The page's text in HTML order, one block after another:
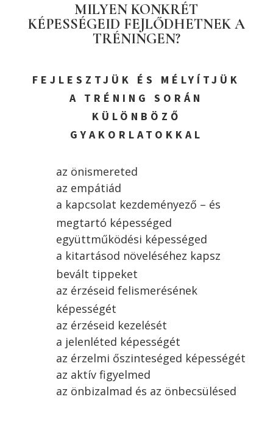
MILYEN KONKRÉT
KÉPESSÉGEID FEJLŐDHETNEK A
TRÉNINGEN?
FEJLESZTJÜK ÉS MÉLYÍTJÜK
A TRÉNING SORÁN
KÜLÖNBÖZŐ
GYAKORLATOKKAL
az önismereted
az empátiád
a kapcsolat kezdeményező – és
megtartó képességed
együttműködési képességed
a kitartásod növeléséhez kapsz
bevált tippeket
az érzéseid felismerésének
képességét
az érzéseid kezelését
a jelenléted képességét
az érzelmi őszinteséged képességét
az aktív figyelmed
az önbizalmad és az önbecsülésed